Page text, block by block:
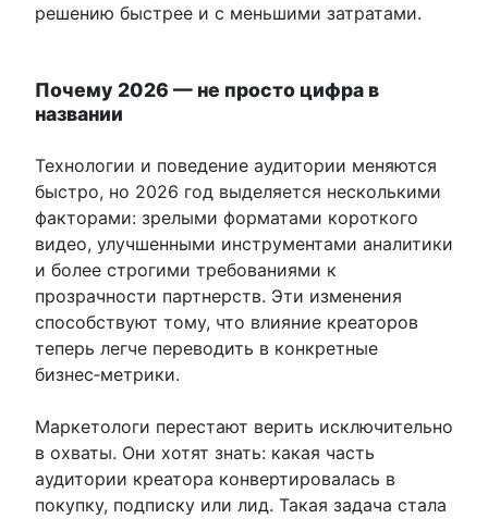
решению быстрее и с меньшими затратами.
Почему 2026 — не просто цифра в
названии
Технологии и поведение аудитории меняются
быстро, но 2026 год выделяется несколькими
факторами: зрелыми форматами короткого
видео, улучшенными инструментами аналитики
и более строгими требованиями к
прозрачности партнерств. Эти изменения
способствуют тому, что влияние креаторов
теперь легче переводить в конкретные
бизнес‑метрики.
Маркетологи перестают верить исключительно
в охваты. Они хотят знать: какая часть
аудитории креатора конвертировалась в
покупку, подписку или лид. Такая задача стала